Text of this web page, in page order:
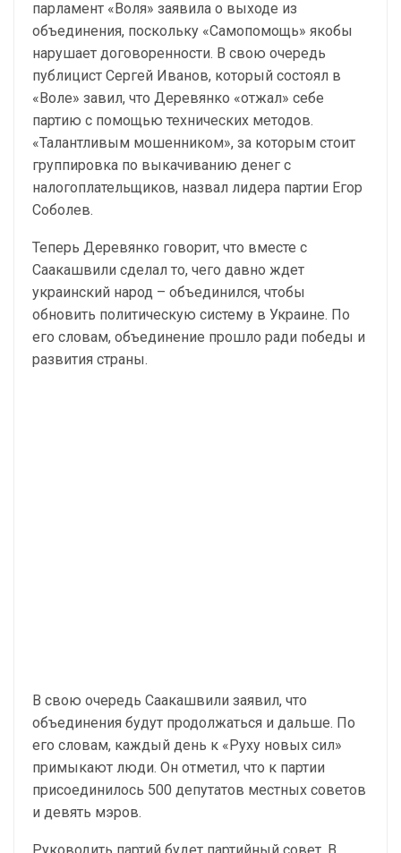
парламент «Воля» заявила о выходе из
объединения, поскольку «Самопомощь» якобы
нарушает договоренности. В свою очередь
публицист Сергей Иванов, который состоял в
«Воле» завил, что Деревянко «отжал» себе
партию с помощью технических методов.
«Талантливым мошенником», за которым стоит
группировка по выкачиванию денег с
налогоплательщиков, назвал лидера партии Егор
Соболев.
Теперь Деревянко говорит, что вместе с
Саакашвили сделал то, чего давно ждет
украинский народ – объединился, чтобы
обновить политическую систему в Украине. По
его словам, объединение прошло ради победы и
развития страны.
В свою очередь Саакашвили заявил, что
объединения будут продолжаться и дальше. По
его словам, каждый день к «Руху новых сил»
примыкают люди. Он отметил, что к партии
присоединилось 500 депутатов местных советов
и девять мэров.